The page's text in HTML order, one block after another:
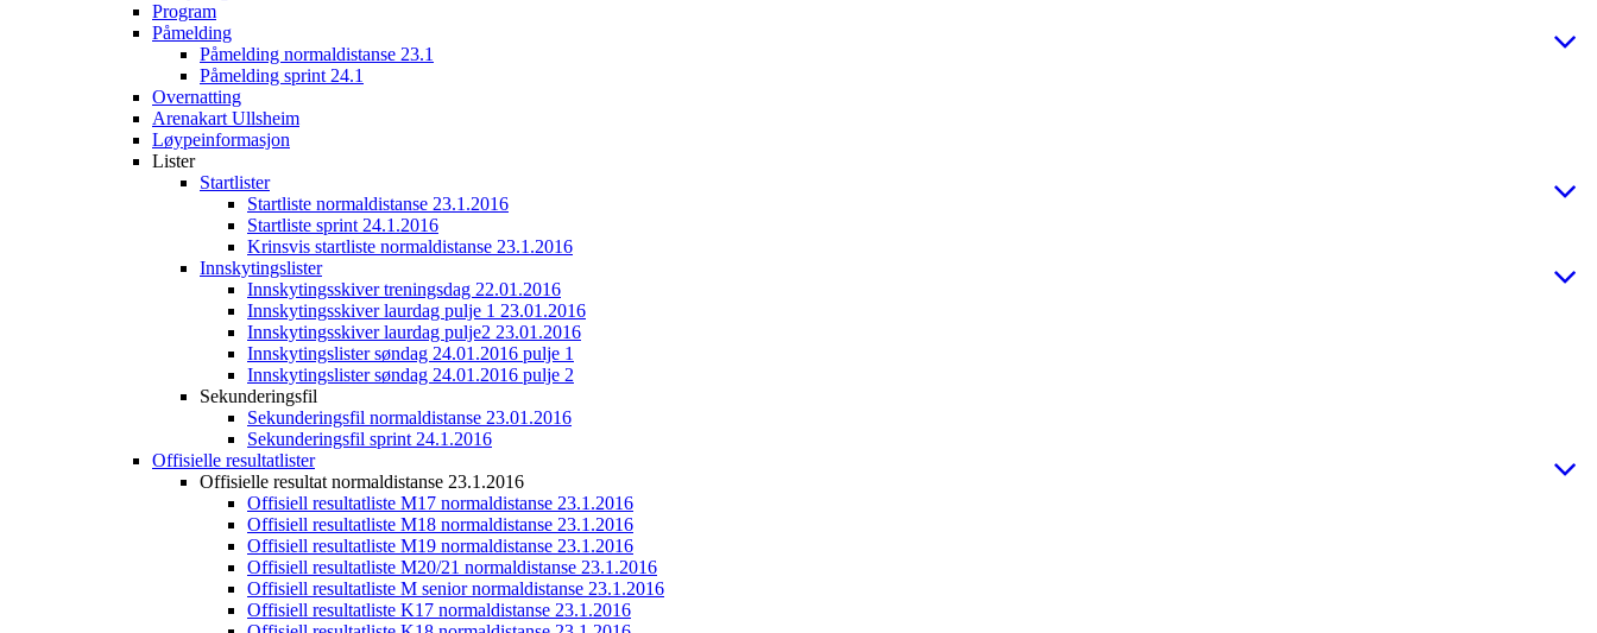
Program
Påmelding
Påmelding normaldistanse 23.1
Påmelding sprint 24.1
Overnatting
Arenakart Ullsheim
Løypeinformasjon
Lister
Startlister
Startliste normaldistanse 23.1.2016
Startliste sprint 24.1.2016
Krinsvis startliste normaldistanse 23.1.2016
Innskytingslister
Innskytingsskiver treningsdag 22.01.2016
Innskytingsskiver laurdag pulje 1 23.01.2016
Innskytingsskiver laurdag pulje2 23.01.2016
Innskytingslister søndag 24.01.2016 pulje 1
Innskytingslister søndag 24.01.2016 pulje 2
Sekunderingsfil
Sekunderingsfil normaldistanse 23.01.2016
Sekunderingsfil sprint 24.1.2016
Offisielle resultatlister
Offisielle resultat normaldistanse 23.1.2016
Offisiell resultatliste M17 normaldistanse 23.1.2016
Offisiell resultatliste M18 normaldistanse 23.1.2016
Offisiell resultatliste M19 normaldistanse 23.1.2016
Offisiell resultatliste M20/21 normaldistanse 23.1.2016
Offisiell resultatliste M senior normaldistanse 23.1.2016
Offisiell resultatliste K17 normaldistanse 23.1.2016